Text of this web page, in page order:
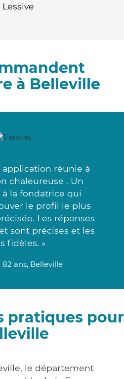
Lessive
à Belleville
application réunie à
chaleureuse . Un
la fondatrice qui
le profil le plus
Les réponses
sont précises et les
fidèles. »
, 82 ans, Belleville
pratiques pour
le département